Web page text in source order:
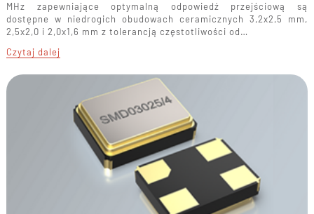
MHz zapewniające optymalną odpowiedź przejściową są
dostępne w niedrogich obudowach ceramicznych 3,2x2,5 mm,
2,5x2,0 i 2,0x1,6 mm z tolerancją częstotliwości od…
Czytaj dalej